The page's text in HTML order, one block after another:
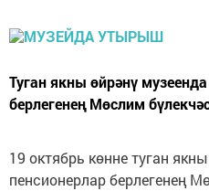
Туган якны өйрәнү
берлегенең Мөслим
19 октябрь көнне туган
пенсионерлар берлегенең